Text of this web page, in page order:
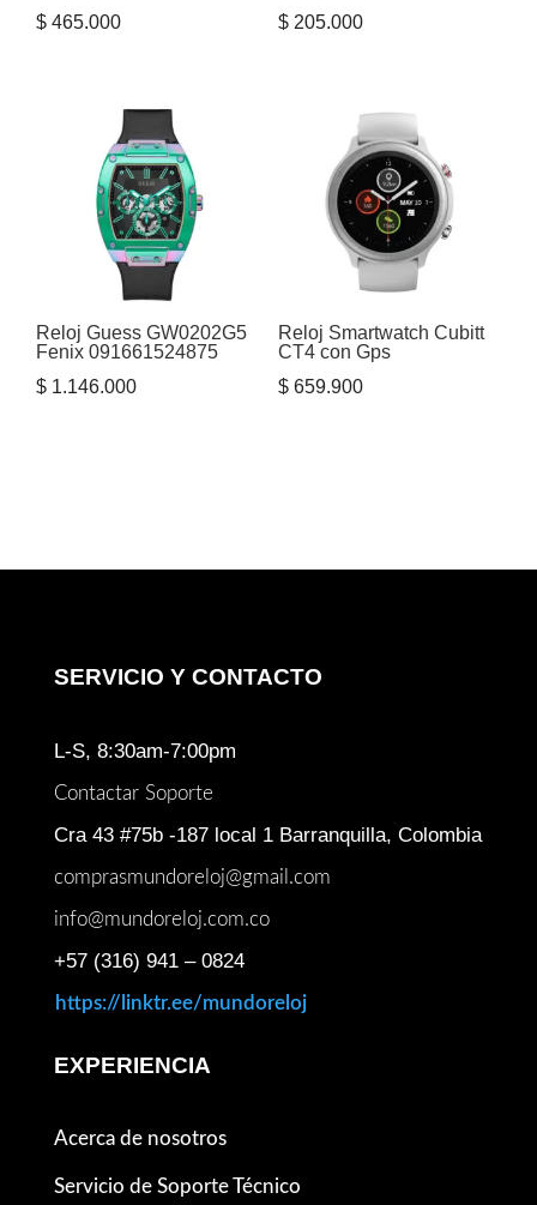
$ 465.000
$205.000
Reloj Guess GW0202G5
Fenix 091661524875
$ 1.146.000
Reloj Smartwatch Cubitt
CT4 con Gps
$659.900
SERVICIO Y CONTACTO
L-S, 8:30am-7:00pm
Contactar Soporte
Cra 43 #75b -187 local 1 Barranquilla, Colombia
comprasmundoreloj@gmail.com
info@mundoreloj.com.co
+57 (316) 941 – 0824
https://linktr.ee/mundoreloj
EXPERIENCIA
Acerca de nosotros
Servicio de Soporte Técnico